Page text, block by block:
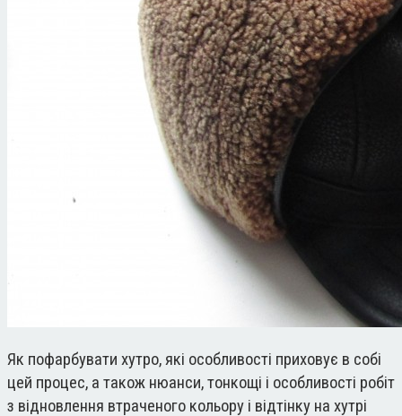
Як пофарбувати хутро, які особливості приховує в собі
цей процес, а також нюанси, тонкощі і особливості робіт
з відновлення втраченого кольору і відтінку на хутрі